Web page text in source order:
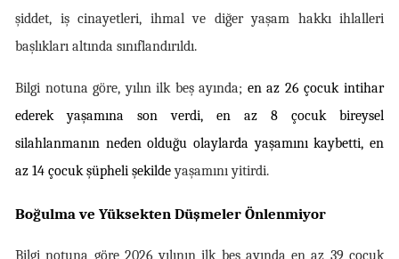
şiddet, iş cinayetleri, ihmal ve diğer yaşam hakkı ihlalleri
başlıkları altında sınıflandırıldı.
Bilgi notuna göre, yılın ilk beş ayında; en az 26 çocuk intihar
ederek yaşamına son verdi, en az 8 çocuk bireysel
silahlanmanın neden olduğu olaylarda yaşamını kaybetti, en
az 14 çocuk şüpheli şekilde yaşamını yitirdi.
Boğulma ve Yüksekten Düşmeler Önlenmiyor
Bilgi notuna göre 2026 yılının ilk beş ayında en az 39 çocuk